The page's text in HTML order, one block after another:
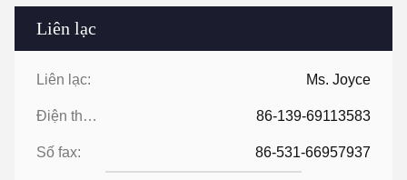
Liên lạc
Liên lạc: Ms. Joyce
Điện thoại: 86-139-69113583
Số fax: 86-531-66957937